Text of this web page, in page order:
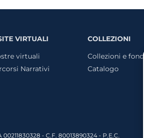
VIRTUALI
virtuali
Narrativi
COLLEZIONI
Collezioni e fondi
Catalogo
00211830328 - C.F. 80013890324 - P.E.C.